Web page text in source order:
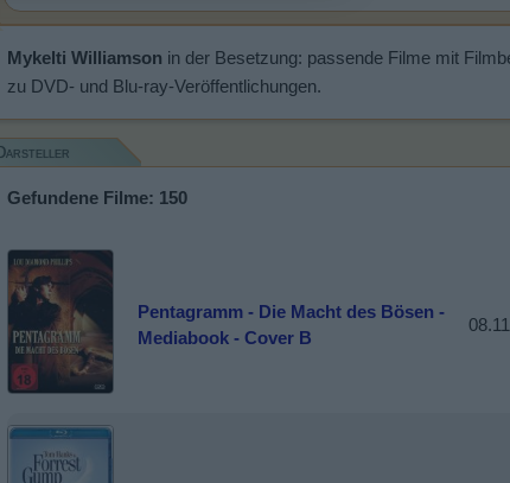
Mykelti Williamson in der Besetzung: passende Filme mit
zu DVD- und Blu-ray-Veröffentlichungen.
Darsteller
Gefundene Filme: 150
Pentagramm - Die Macht des Bösen -
Mediabook - Cover B